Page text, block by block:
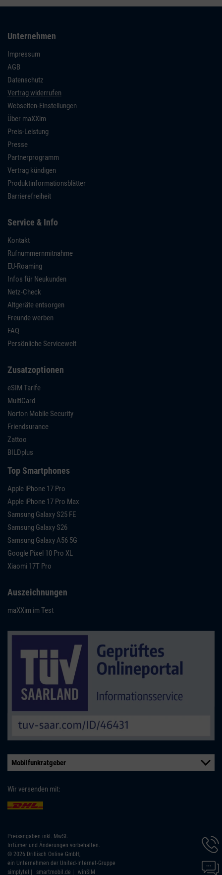
Unternehmen
Impressum
AGB
Datenschutz
Vertrag widerrufen
Webseiten-Einstellungen
Über maXXim
Preis-Leistung
Presse
Partnerprogramm
Vertrag kündigen
Produktinformationsblätter
Barrierefreiheit
Service & Info
Kontakt
Rufnummernmitnahme
EU-Roaming
Infos für Neukunden
Netz-Check
Altgeräte entsorgen
Freunde werben
FAQ
Persönliche Servicewelt
Zusatzoptionen
eSIM Tarife
MultiCard
Norton Mobile Security
Friendsurance
Zattoo
BILDplus
Top Smartphones
Apple iPhone 17 Pro
Apple iPhone 17 Pro Max
Samsung Galaxy S25 FE
Samsung Galaxy S26
Samsung Galaxy A56 5G
Google Pixel 10 Pro XL
Xiaomi 17T Pro
Auszeichnungen
maXXim im Test
Mobilfunkratgeber
Wir versenden mit:
Preisangaben inkl. MwSt.
Irrtümer und Änderungen vorbehalten.
© 2026 Drillisch Online GmbH,
ein Unternehmen der United-Internet-Gruppe
simplytel
smartmobil.de winSIM
Chat-